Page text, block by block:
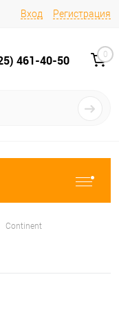
Вход Регистрация
461-40-50 0
Continent